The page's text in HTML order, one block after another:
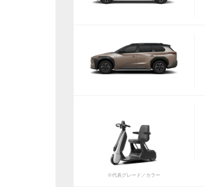
※代表グレード／カラー